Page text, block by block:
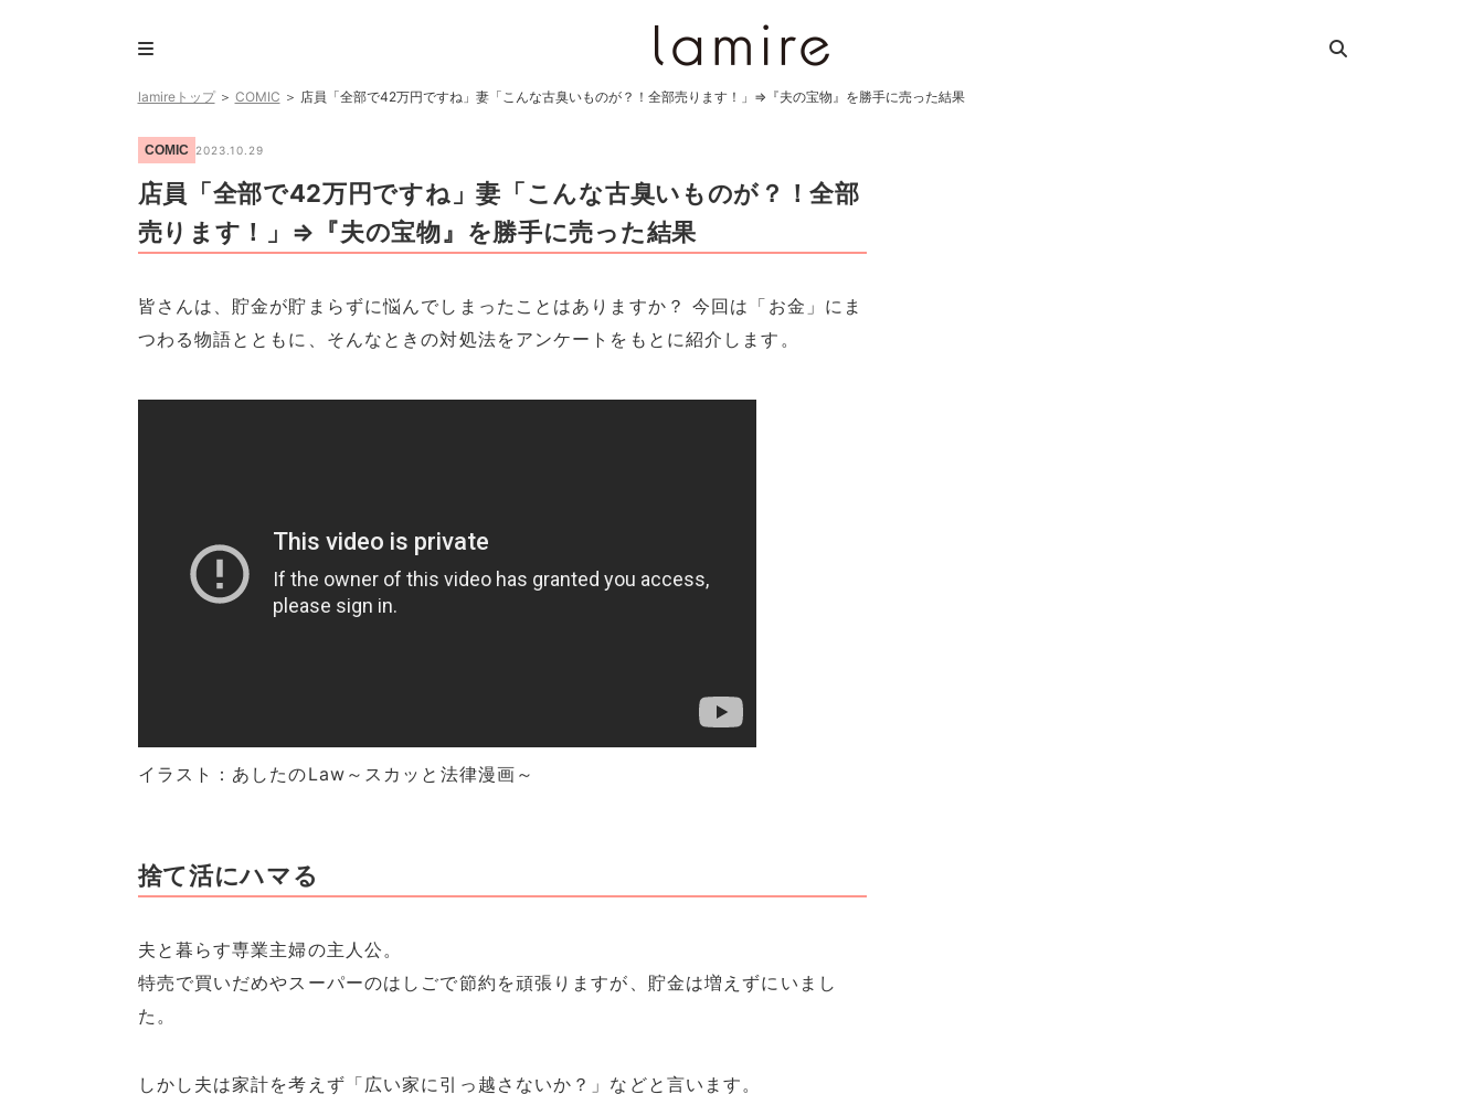
lamireトップ＞ COMIC ＞ 店員「全部で42万円ですね」妻「こんな古臭いものが？！全部売ります！」⇒『夫の宝物』を勝手に売った結果
COMIC 2023.10.29
店員「全部で42万円ですね」妻「こんな古臭いものが？！全部
売ります！」⇒『夫の宝物』を勝手に売った結果
皆さんは、貯金が貯まらずに悩んでしまったことはありますか？ 今回は「お金」にま
つわる物語とともに、そんなときの対処法をアンケートをもとに紹介します。
イラスト：あしたのLaw～スカッと法律漫画～
捨て活にハマる
夫と暮らす専業主婦の主人公。
特売で買いだめやスーパーのはしごで節約を頑張りますが、貯金は増えずにいまし
た。
しかし夫は家計を考えず「広い家に引っ越さないか？」などと言います。